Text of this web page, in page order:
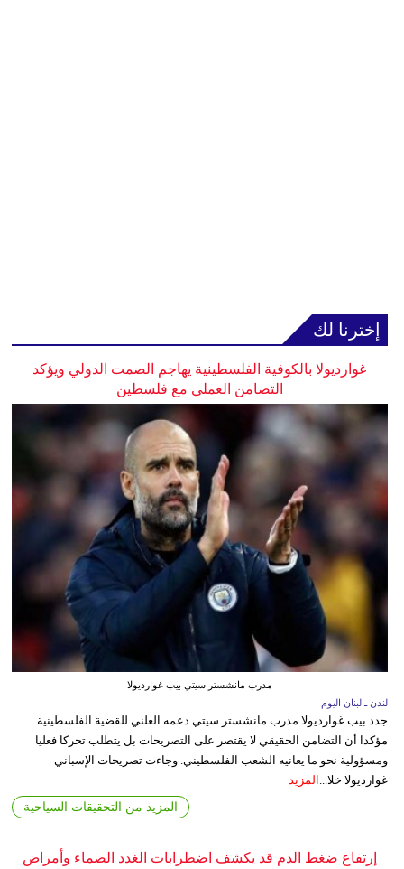
إخترنا لك
غوارديولا بالكوفية الفلسطينية يهاجم الصمت الدولي ويؤكد
التضامن العملي مع فلسطين
مدرب مانشستر سيتي بيب غوارديولا
لندن ـ لبنان اليوم
جدد بيب غوارديولا مدرب مانشستر سيتي دعمه العلني للقضية الفلسطينية
مؤكدا أن التضامن الحقيقي لا يقتصر على التصريحات بل يتطلب تحركا فعليا
ومسؤولية نحو ما يعانيه الشعب الفلسطيني. وجاءت تصريحات الإسباني
غوارديولا خلا... المزيد
المزيد من التحقيقات السياحية
إرتفاع ضغط الدم قد يكشف اضطرابات الغدد الصماء وأمراض